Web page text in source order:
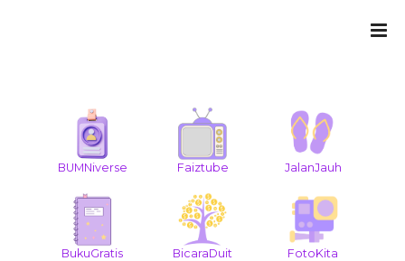
BUMNiverse Faiztube JalanJauh
BukuGratis BicaraDuit FotoKita